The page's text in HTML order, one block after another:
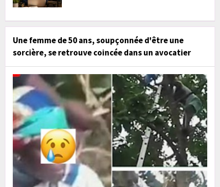
Une femme de 50 ans, soupçonnée d'être une
sorcière, se retrouve coincée dans un avocatier